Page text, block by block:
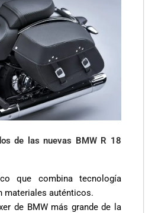
de las nuevas BMW R 18
que combina tecnología
materiales auténticos.
de BMW más grande de la